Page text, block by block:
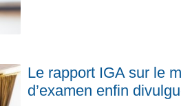
Le rapport IGA sur le
d’examen enfin